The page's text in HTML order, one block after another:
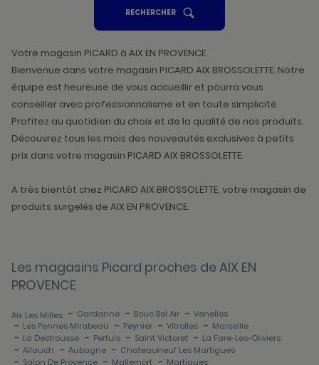
RECHERCHERUN
POINT
VENTE
Votre magasin PICARD à AIX EN PROVENCE
Bienvenue dans votre magasin PICARD AIX BROSSOLETTE. Notre
équipe est heureuse de vous accueillir et pourra vous
conseiller avec professionnalisme et en toute simplicité.
Profitez au quotidien du choix et de la qualité de nos produits.
Découvrez tous les mois des nouveautés exclusives à petits
prix dans votre magasin PICARD AIX BROSSOLETTE.
A très bientôt chez PICARD AIX BROSSOLETTE, votre magasin de
produits surgelés de AIX EN PROVENCE.
Les magasins Picard proches de AIX EN
PROVENCE
Aix Les Milles - Gardanne - Bouc Bel Air - Venelles
- Les Pennes Mirabeau - Peynier - Vitrolles - Marseille
- La Destrousse - Pertuis - Saint Victoret - La Fare-Les-Oliviers
- Allauch - Aubagne - Chateauneuf Les Martigues
Salon De Provence Mallemort Martigues